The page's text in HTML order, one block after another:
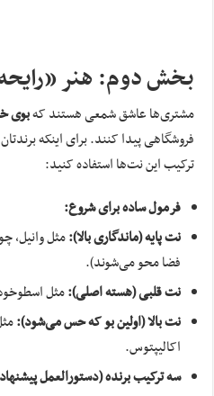
بخش دوم: هنر
مشتری‌ها عاشق شمعی هستند کهبوی
فروشگاهی پیدا کنند. برای اینکه
ترکیب این نت‌ها استفاده کنید:
فرمول ساده برای شروع:
نت پایه (ماندگاری بالا):مثل وانیل،
فضا محو می‌شوند).
نت قلبی (هسته اصلی):مثل
نت بالا (اولین بو که حس می‌شود):
اکالیپتوس.
سه ترکیب برنده (دستورالعمل